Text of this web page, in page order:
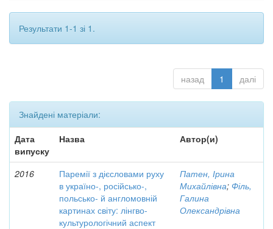
Результати 1-1 зі 1.
назад 1 далі
Знайдені матеріали:
Дата
випуску
Назва Автор(и)
2016
Паремії з дієсловами руху
в україно-, російсько-,
польсько- й англомовній
картинах світу: лінгво-
культурологічний аспект
Патен, Ірина
Михайлівна; Філь,
Галина
Олександрівна